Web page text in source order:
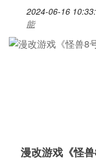
2024-06-16
能
漫改游戏《怪